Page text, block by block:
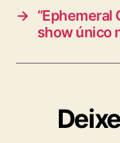
→ “Ephemeral
show único